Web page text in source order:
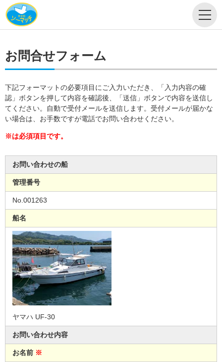
お問合せフォーム
下記フォーマットの必要項目にご入力いただき、「入力内容の確
認」ボタンを押して内容を確認後、「送信」ボタンで内容を送信し
てください。自動で受付メールを送信します。受付メールが届かな
い場合は、お手数ですが電話でお問い合わせください。
※は必須項目です。
お問い合わせの船
管理番号
No.001263
船名
ヤマハ UF-30
お問い合わせ内容
お名前 ※